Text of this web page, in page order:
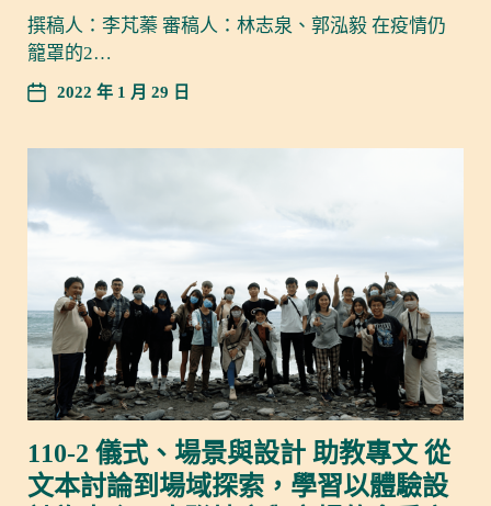
撰稿人：李芃蓁 審稿人：林志泉、郭泓毅 在疫情仍
籠罩的2…
2022 年 1 月 29 日
110-2 儀式、場景與設計 助教專文 從
文本討論到場域探索，學習以體驗設